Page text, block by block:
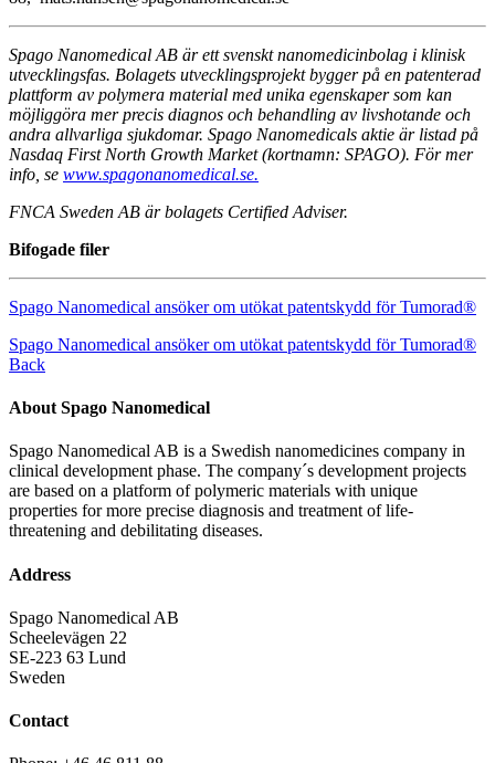
Spago Nanomedical AB är ett svenskt nanomedicinbolag i klinisk
utvecklingsfas. Bolagets utvecklingsprojekt bygger på en patenterad
plattform av polymera material med unika egenskaper som kan
möjliggöra mer precis diagnos och behandling av livshotande och
andra allvarliga sjukdomar. Spago Nanomedicals aktie är listad på
Nasdaq First North Growth Market (kortnamn: SPAGO). För mer
info, se www.spagonanomedical.se.
FNCA Sweden AB är bolagets Certified Adviser.
Bifogade filer
Spago Nanomedical ansöker om utökat patentskydd för Tumorad®
Spago Nanomedical ansöker om utökat patentskydd för Tumorad®
Back
About Spago Nanomedical
Spago Nanomedical AB is a Swedish nanomedicines company in
clinical development phase. The company´s development projects
are based on a platform of polymeric materials with unique
properties for more precise diagnosis and treatment of life-
threatening and debilitating diseases.
Address
Spago Nanomedical AB
Scheelevägen 22
SE-223 63 Lund
Sweden
Contact